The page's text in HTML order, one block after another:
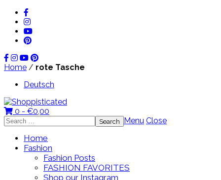
Home / rote Tasche
Deutsch
0 - €0,00
Search
for:
Menu Close
Home
Fashion
Fashion Posts
FASHION FAVORITES
Shop our Instagram